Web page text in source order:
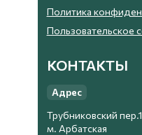
КОНТАКТЫ
Политика
Пользовательское
Трубниковский
м. Арбатская
Адрес